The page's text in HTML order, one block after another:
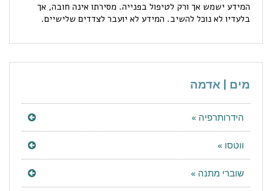
המידע ישמש אך ורק לטיפול בפנייה. מסירתו אינה חובה, אך
בלעדיו לא נוכל להשיב. המידע לא יועבר לצדדים שלישיים.
מים | אדמה
הידרותרפיה »
ווטסו »
שוברי מתנה »